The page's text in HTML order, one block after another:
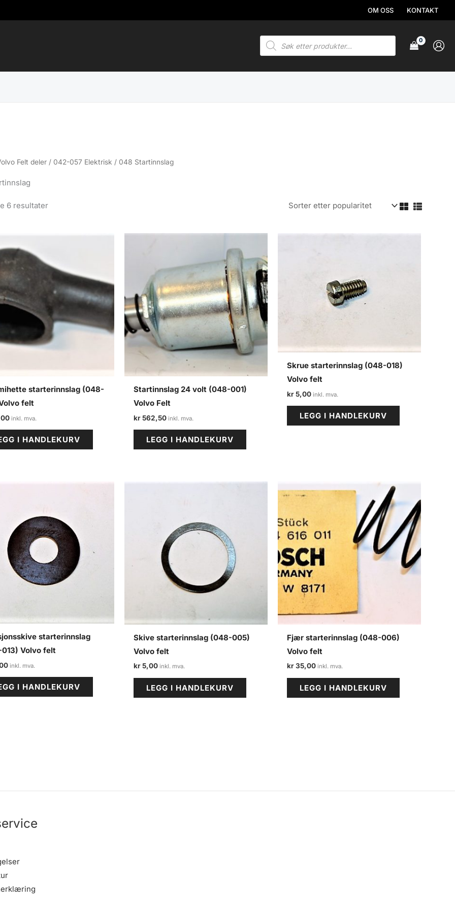
OM OSS KONTAKT
Products
search
Felt deler / 042-057 Elektrisk / 048 Startinnslag
6 resultaterSortert
starterinnslag (048-
felt
I HANDLEKURV
Startinnslag 24 volt (048-001)
Volvo Felt
kr562,50
LEGG I HANDLEKURV
Skrue starterinnslag (048-018)
Volvo felt
kr5,00
LEGG I HANDLEKURV
starterinnslag
Volvo felt
I HANDLEKURV
Skive starterinnslag (048-005)
Volvo felt
kr5,00
LEGG I HANDLEKURV
Fjær starterinnslag (048-006)
Volvo felt
kr35,00
LEGG I HANDLEKURV